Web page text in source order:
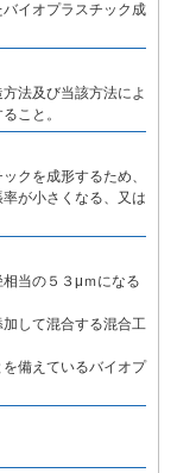
イオプラスチック成
法及び当該方法によ
こと。
クを成形するため、
が小さくなる、又は
当の５３μｍになる
して混合する混合工
備えているバイオプ